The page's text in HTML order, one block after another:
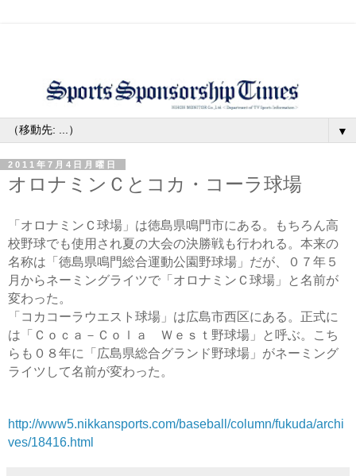
▼
2011年7月4日月曜日
オロナミンＣとコカ・コーラ球場
「オロナミンＣ球場」は徳島県鳴門市にある。もちろん高
校野球でも使用され夏の大会の決勝戦も行われる。本来の
名称は「徳島県鳴門総合運動公園野球場」だが、０７年５
月からネーミングライツで「オロナミンＣ球場」と名前が
変わった。
「コカコーラウエスト球場」は広島市西区にある。正式に
は「Ｃｏｃａ－Ｃｏｌａ Ｗｅｓｔ野球場」と呼ぶ。こち
らも０８年に「広島県総合グランド野球場」がネーミング
ライツして名前が変わった。
http://www5.nikkansports.com/baseball/column/fukuda/archi
ves/18416.html